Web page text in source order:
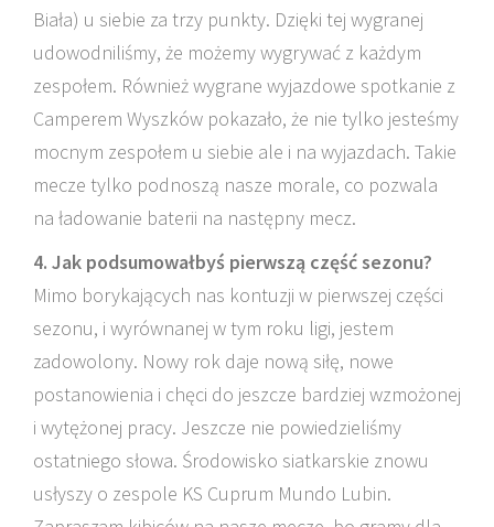
Biała) u siebie za trzy punkty. Dzięki tej wygranej
udowodniliśmy, że możemy wygrywać z każdym
zespołem. Również wygrane wyjazdowe spotkanie z
Camperem Wyszków pokazało, że nie tylko jesteśmy
mocnym zespołem u siebie ale i na wyjazdach. Takie
mecze tylko podnoszą nasze morale, co pozwala
na ładowanie baterii na następny mecz.
4. Jak podsumowałbyś pierwszą część sezonu?
Mimo borykających nas kontuzji w pierwszej części
sezonu, i wyrównanej w tym roku ligi, jestem
zadowolony. Nowy rok daje nową siłę, nowe
postanowienia i chęci do jeszcze bardziej wzmożonej
i wytężonej pracy. Jeszcze nie powiedzieliśmy
ostatniego słowa. Środowisko siatkarskie znowu
usłyszy o zespole KS Cuprum Mundo Lubin.